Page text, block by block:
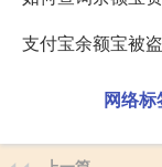
支付宝余额宝被
网络标